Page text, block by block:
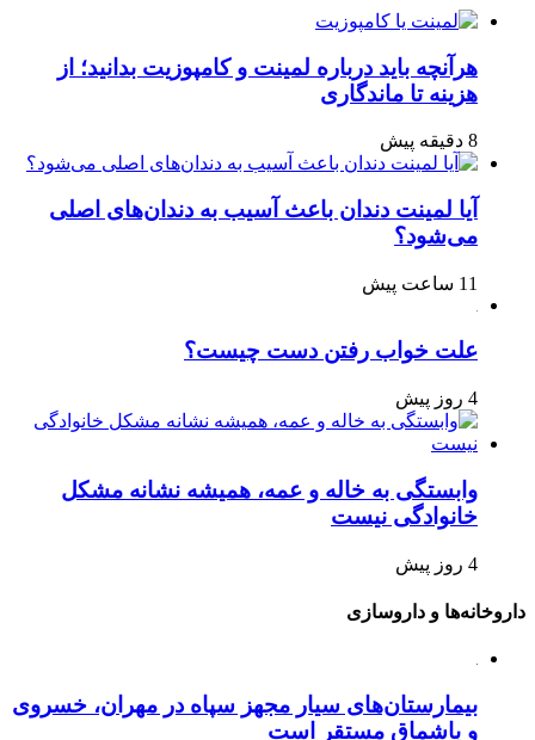
هرآنچه باید درباره لمینت و کامپوزیت بدانید؛ از
هزینه تا ماندگاری
8 دقیقه پیش
آیا لمینت دندان باعث آسیب به دندان‌های اصلی
می‌شود؟
11 ساعت پیش
علت خواب رفتن دست چیست؟
4 روز پیش
وابستگی به خاله و عمه، همیشه نشانه مشکل
خانوادگی نیست
4 روز پیش
داروخانه‌ها و داروسازی
بیمارستان‌های سیار مجهز سپاه در مهران، خسروی
و باشماق مستقر است